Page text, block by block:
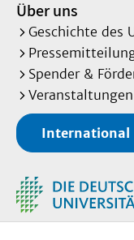
Über uns
Geschichte des
Spender &
International